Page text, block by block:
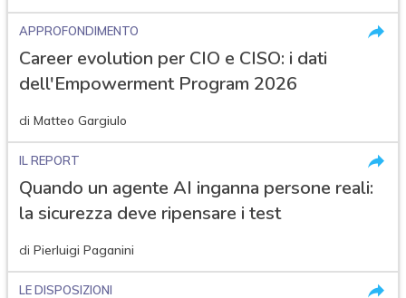
APPROFONDIMENTO
Career evolution per CIO e CISO: i dati
dell'Empowerment Program 2026
di Matteo Gargiulo
IL REPORT
Quando un agente AI inganna persone reali:
la sicurezza deve ripensare i test
di Pierluigi Paganini
LE DISPOSIZIONI